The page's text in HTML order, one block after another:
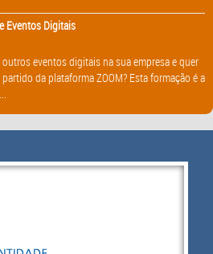
Eventos Digitais
outros eventos digitais na sua empresa e quer
da plataforma ZOOM? Esta formação é a